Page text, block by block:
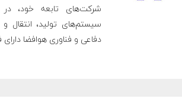
شرکت‌های تابعه خود،
سیستم‌های تولید، انتقال
دفاعی و فناوری هوافضا